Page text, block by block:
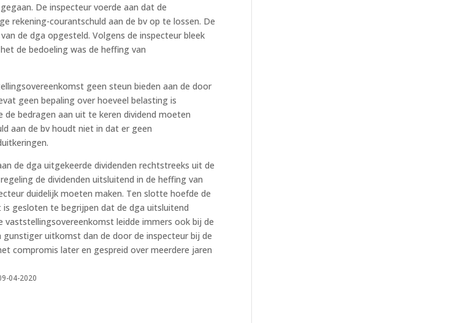
De inspecteur voerde aan dat de
rekening-courantschuld aan de bv op te lossen. De
de dga opgesteld. Volgens de inspecteur bleek
de bedoeling was de heffing van
geen steun bieden aan de door
geen bepaling over hoeveel belasting is
de bedragen aan uit te keren dividend moeten
aan de bv houdt niet in dat er geen
de dga uitgekeerde dividenden rechtstreeks uit de
de dividenden uitsluitend in de heffing van
duidelijk moeten maken. Ten slotte hoefde de
gesloten te begrijpen dat de dga uitsluitend
leidde immers ook bij de
uitkomst dan de door de inspecteur bij de
compromis later en gespreid over meerdere jaren
04-2020